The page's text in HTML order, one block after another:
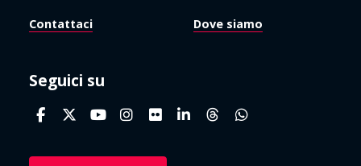
Contattaci Dove siamo
Seguici su